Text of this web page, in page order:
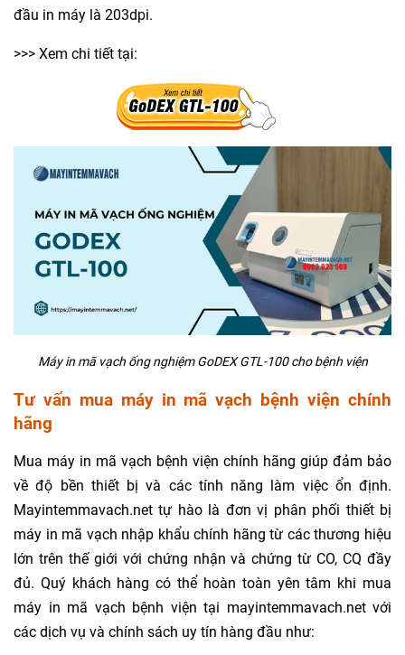
đầu in máy là 203dpi.
>>> Xem chi tiết tại:
Máy in mã vạch ống nghiệm GoDEX GTL-100 cho bệnh viện
Tư vấn mua máy in mã vạch bệnh viện chính
hãng
Mua máy in mã vạch bệnh viện chính hãng giúp đảm bảo
về độ bền thiết bị và các tính năng làm việc ổn định.
Mayintemmavach.net tự hào là đơn vị phân phối thiết bị
máy in mã vạch nhập khẩu chính hãng từ các thương hiệu
lớn trên thế giới với chứng nhận và chứng từ CO, CQ đầy
đủ. Quý khách hàng có thể hoàn toàn yên tâm khi mua
máy in mã vạch bệnh viện tại mayintemmavach.net với
các dịch vụ và chính sách uy tín hàng đầu như: